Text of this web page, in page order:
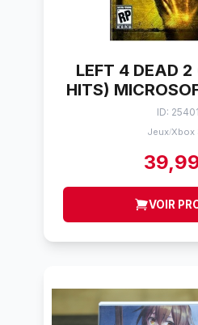
LEFT 4 DEAD
HITS)
ID:
Jeux/Xbox
VOIR